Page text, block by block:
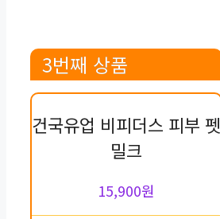
3번째 상품
건국유업 비피더스 피부 펫
밀크
15,900원